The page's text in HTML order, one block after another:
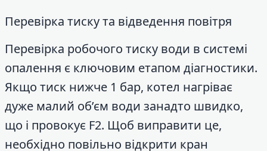
Перевірка тиску та відведення повітря
Перевірка робочого тиску води в системі
опалення є ключовим етапом діагностики.
Якщо тиск нижче 1 бар, котел нагріває
дуже малий об’єм води занадто швидко,
що і провокує F2. Щоб виправити це,
необхідно повільно відкрити кран